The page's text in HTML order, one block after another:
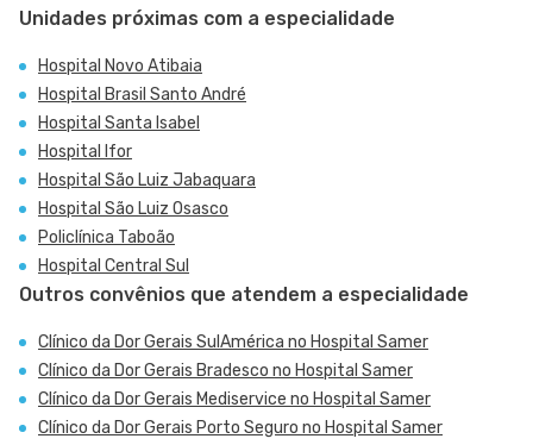
Unidades próximas com a especialidade
Hospital Novo Atibaia
Hospital Brasil Santo André
Hospital Santa Isabel
Hospital Ifor
Hospital São Luiz Jabaquara
Hospital São Luiz Osasco
Policlínica Taboão
Hospital Central Sul
Outros convênios que atendem a especialidade
Clínico da Dor Gerais SulAmérica no Hospital Samer
Clínico da Dor Gerais Bradesco no Hospital Samer
Clínico da Dor Gerais Mediservice no Hospital Samer
Clínico da Dor Gerais Porto Seguro no Hospital Samer